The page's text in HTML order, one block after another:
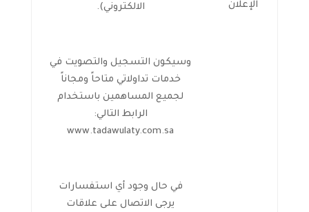
الإعلان
الالكتروني).
وسيكون التسجيل والتصويت في
خدمات تداولاتي متاحاً ومجاناً
لجميع المساهمين باستخدام
الرابط التالي:
www.tadawulaty.com.sa
في حال وجود أي استفسارات
يرجى الاتصال على علاقات